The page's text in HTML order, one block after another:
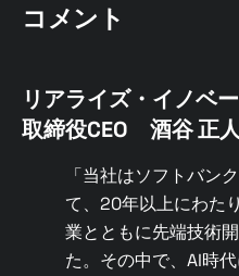
コメント
リアライズ・イノベ
取締役CEO 酒谷 正
「当社はソフトバン
て、20年以上にわた
業とともに先端技術
た。その中で、AI時